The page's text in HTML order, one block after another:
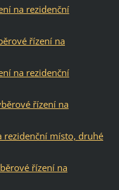
na rezidenční
řízení na
na rezidenční
řízení na
rezidenční místo, druhé
řízení na